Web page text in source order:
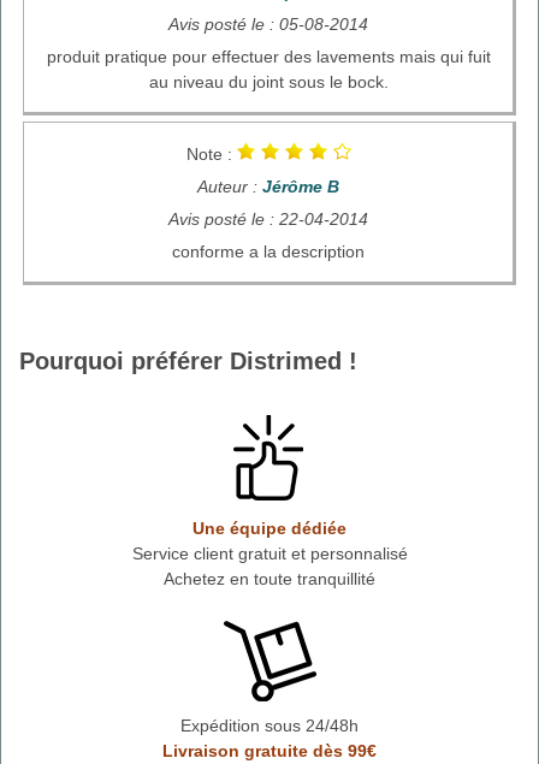
Avis posté le : 05-08-2014
produit pratique pour effectuer des lavements mais qui fuit
au niveau du joint sous le bock.
Note :
Auteur : Jérôme B
Avis posté le : 22-04-2014
conforme a la description
Pourquoi préférer Distrimed !
Une équipe dédiée
Service client gratuit et personnalisé
Achetez en toute tranquillité
Expédition sous 24/48h
Livraison gratuite dès 99€